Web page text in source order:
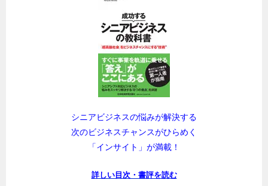
シニアビジネスの悩みが解決する
次のビジネスチャンスがひらめく
「インサイト」が満載！
詳しい目次・書評を読む